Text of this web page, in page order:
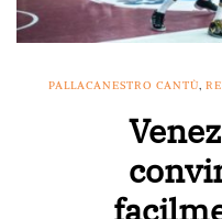
PALLACANESTRO CANTÙ,